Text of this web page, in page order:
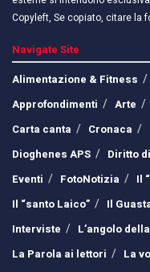
Copyleft, Se copiato, citare la
Navigate Site
Alimentazione & Fitness
Approfondimenti
Arte
Carta canta
Cronaca
Dioghenes APS
Diritto
Eventi
FotoNotizia
Il
Il “santo Laico”
Il
Interviste
L’angolo
La Parola ai lettori
La